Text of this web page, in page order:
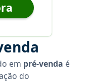
em pré-venda é
do